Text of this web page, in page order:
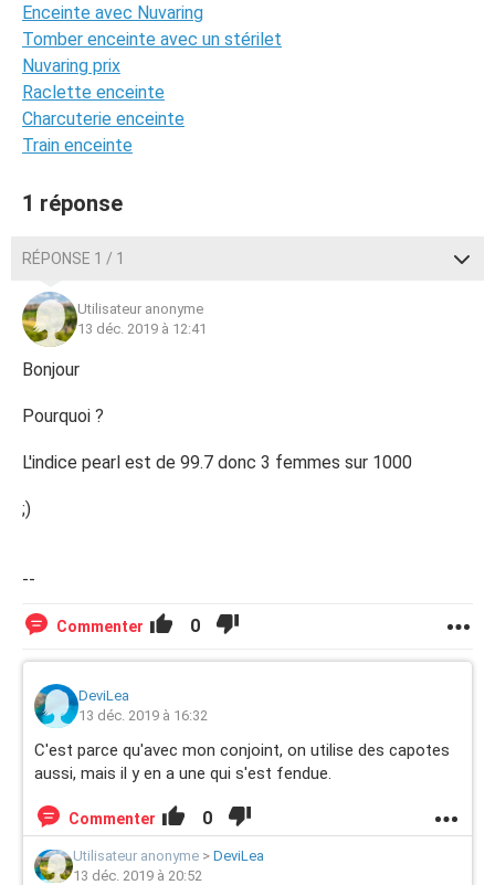
Enceinte avec Nuvaring
Tomber enceinte avec un stérilet
Nuvaring prix
Raclette enceinte
Charcuterie enceinte
Train enceinte
1 réponse
RÉPONSE 1 / 1
Utilisateur anonyme
13 déc. 2019 à 12:41
Bonjour
Pourquoi ?
L'indice pearl est de 99.7 donc 3 femmes sur 1000
;)
--
Commenter 0
DeviLea
13 déc. 2019 à 16:32
C'est parce qu'avec mon conjoint, on utilise des capotes
aussi, mais il y en a une qui s'est fendue.
Commenter 0
Utilisateur anonyme > DeviLea
13 déc. 2019 à 20:52